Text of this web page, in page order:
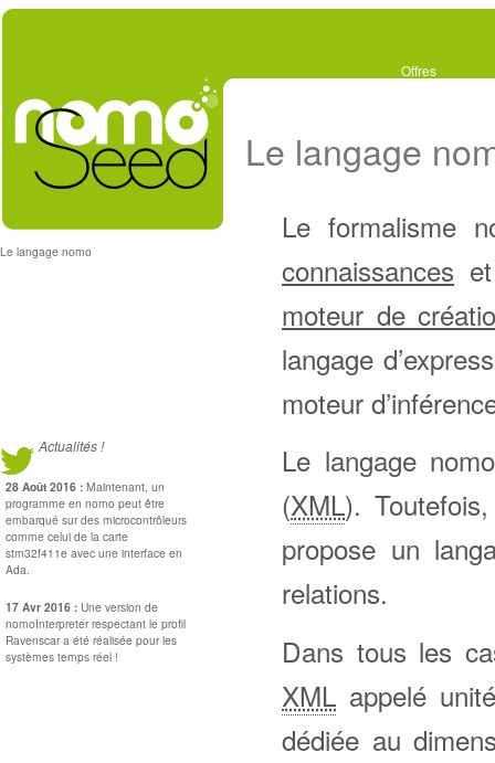
Offres
Le langage nomo
Actualités !
28 Août 2016 : Maintenant, un
programme en nomo peut être
embarqué sur des microcontrôleurs
comme celui de la carte
stm32f411e avec une interface en
Ada.
17 Avr 2016 : Une version de
nomoInterpreter respectant le profil
Ravenscar a été réalisée pour les
systèmes temps réel !
Le langage
Le formalisme
connaissances
moteur de
langage
moteur
Le langage
(XML).
propose un
relations.
Dans tous les
XML appelé
dédiée au